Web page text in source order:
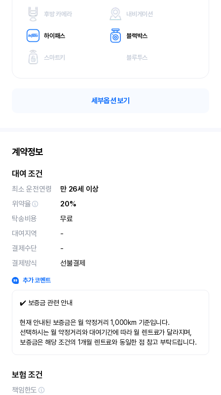
후방 카메라 내비게이션
하이패스 블랙박스
스마트키 블루투스
세부옵션 보기
계약정보
대여 조건
최소 운전연령
만 26세 이상
위약율
20%
탁송비용
무료
대여지역
-
결제수단
-
결제방식
선불결제
추가 코멘트
✔️ 보증금 관련 안내
현재 안내된 보증금은 월 약정거리 1,000km 기준입니다.
선택하시는 월 약정거리와 대여기간에 따라 월 렌트료가 달라지며,
보증금은 해당 조건의 1개월 렌트료와 동일한 점 참고 부탁드립니다.
보험 조건
책임한도